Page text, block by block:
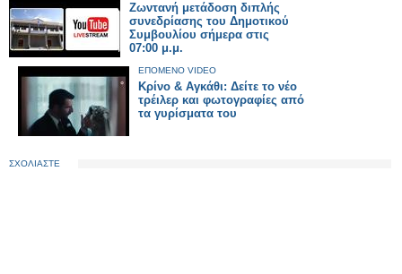
Ζωντανή μετάδοση διπλής
συνεδρίασης του Δημοτικού
Συμβουλίου σήμερα στις
07:00 μ.μ.
ΕΠΟΜΕΝΟ VIDEO
Κρίνο & Αγκάθι: Δείτε το νέο
τρέιλερ και φωτογραφίες από
τα γυρίσματα του
ΣΧΟΛΙΑΣΤΕ